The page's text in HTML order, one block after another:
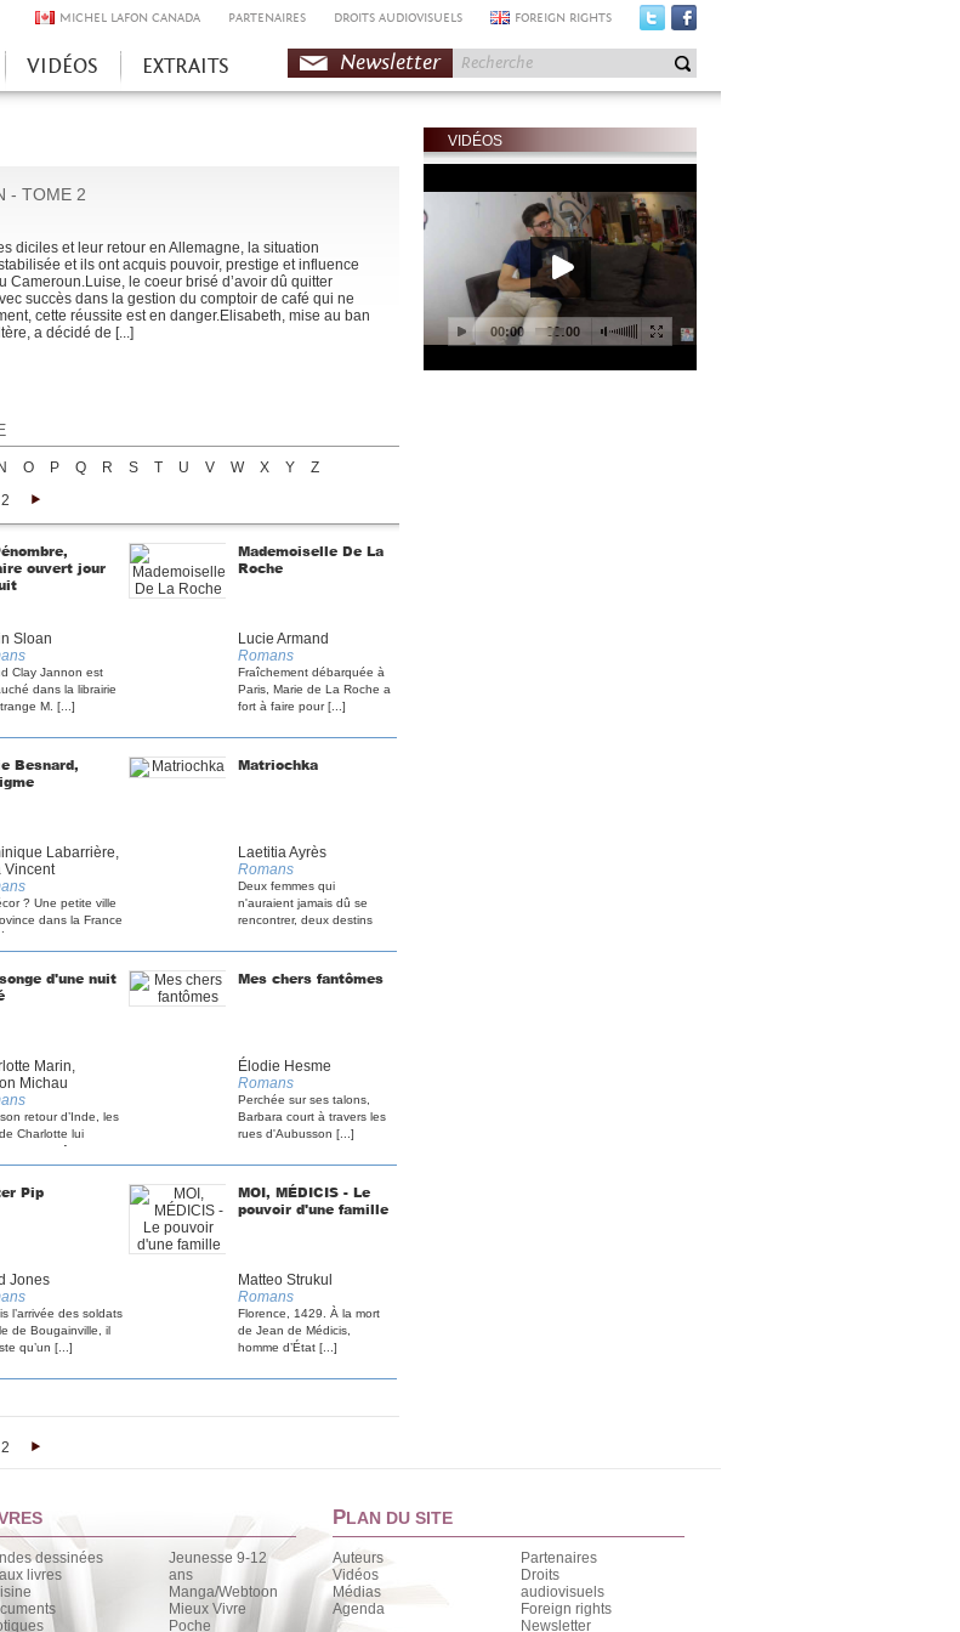
MICHEL LAFON CANADA PARTENAIRES DROITS AUDIOVISUELS FOREIGN RIGHTS
VIDÉOS EXTRAITS Newsletter
- TOME 2
di­ciles et leur retour en Allemagne, la situation
et ils ont acquis pouvoir, prestige et influence
Cameroun.Luise, le coeur brisé d’avoir dû quitter
succès dans la gestion du comptoir de café qui ne
cette réussite est en danger.Elisabeth, mise au ban
a décidé de [...]
N O P Q R S T U V W X Y Z
2
ouvert jour
Sloan
Clay Jannon est
dans la librairie
M. [...]
Mademoiselle De La
Roche
Lucie Armand
Romans
Fraîchement débarquée à
Paris, Marie de La Roche a
fort à faire pour [...]
Besnard,
Labarrière,
Vincent
? Une petite ville
dans la France
de [...]
Matriochka
Laetitia Ayrès
Romans
Deux femmes qui
n'auraient jamais dû se
rencontrer, deux destins
d'une nuit
Marin,
Michau
retour d’Inde, les
Charlotte lui
une fête [...]
Mes chers fantômes
Élodie Hesme
Romans
Perchée sur ses talons,
Barbara court à travers les
rues d'Aubusson [...]
Pip
Jones
l’arrivée des soldats
de Bougainville, il
qu’un [...]
MOI, MÉDICIS - Le
pouvoir d'une famille
Matteo Strukul
Romans
Florence, 1429. À la mort
de Jean de Médicis,
homme d’État [...]
2
VIDÉOS
dessinées
livres
Jeunesse 9-12
ans
Manga/Webtoon
Mieux Vivre
Poche
PLAN DU SITE
Auteurs
Vidéos
Médias
Agenda
Partenaires
Droits
audiovisuels
Foreign rights
Newsletter